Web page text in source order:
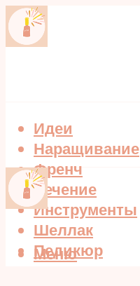
Идеи
Наращивание
Френч
Лечение
Инструменты
Шеллак
Педикюр
Меню